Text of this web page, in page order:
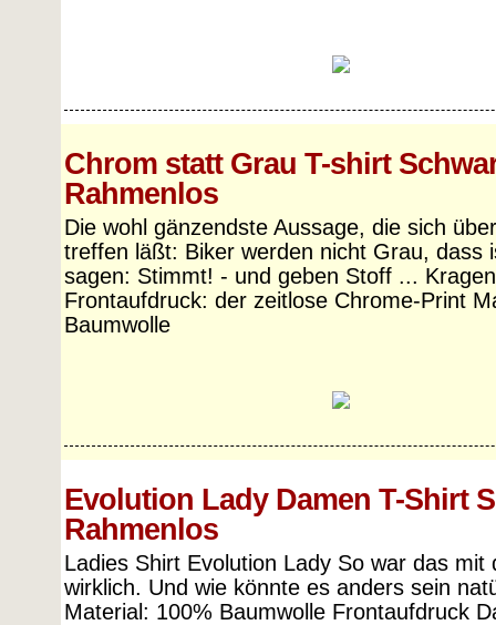
Chrom statt Grau T-shirt
Rahmenlos
Die wohl gänzendste Aussage, die sich
treffen läßt: Biker werden nicht Grau, dass
sagen: Stimmt! - und geben Stoff ...
Frontaufdruck: der zeitlose Chrome-Print
Baumwolle
Evolution Lady Damen T-Shirt
Rahmenlos
Ladies Shirt Evolution Lady So war das mit
wirklich. Und wie könnte es anders sein
Material: 100% Baumwolle Frontaufdruck